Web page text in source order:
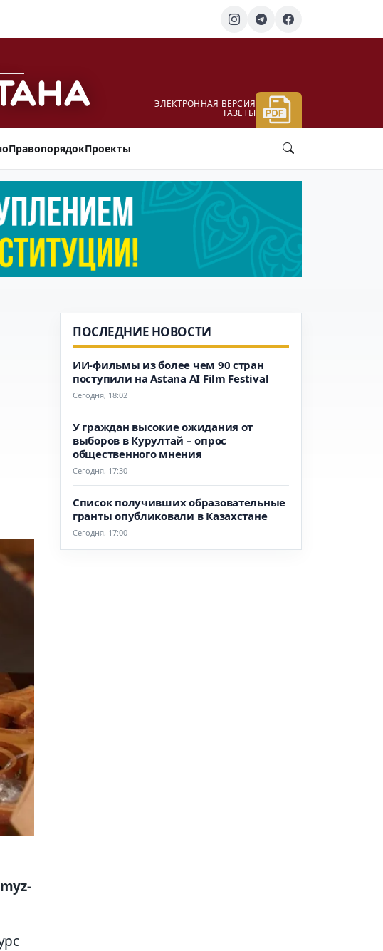
ЭЛЕКТРОННАЯ ВЕРСИЯ
ГАЗЕТЫ
ПравопорядокПроекты
ПОСЛЕДНИЕ НОВОСТИ
ИИ-фильмы из более чем 90 стран
поступили на Astana AI Film Festival
Сегодня, 18:02
У граждан высокие ожидания от
выборов в Курултай – опрос
общественного мнения
Сегодня, 17:30
Список получивших образовательные
гранты опубликовали в Казахстане
Сегодня, 17:00